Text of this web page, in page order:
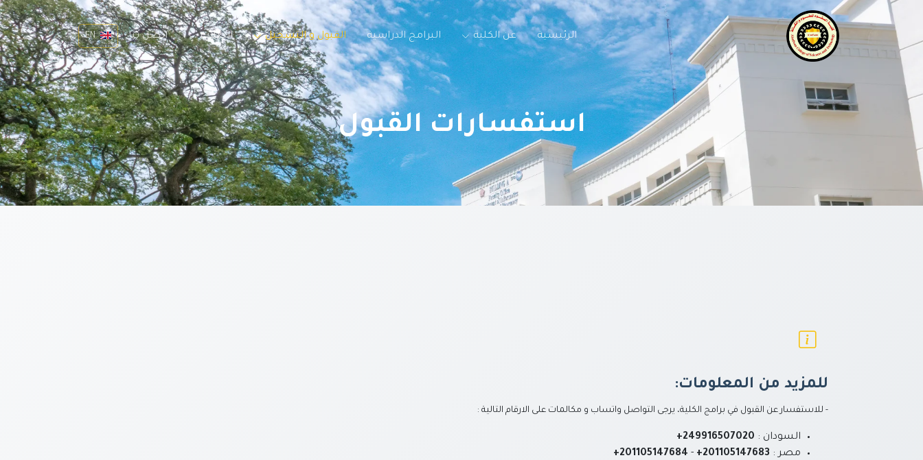
الرئيسية عن الكلية البرامج الدراسية القبول و التسجيل الطلاب اتصل بنا EN
استفسارات القبول
للمزيد من المعلومات:
- للاستفسار عن القبول في برامج الكلية، يرجى التواصل واتساب و مكالمات على الارقام التالية :
السودان :
+249916507020
مصر:
+201105147683
-
+201105147684